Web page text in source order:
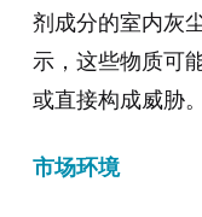
剂成分的室内灰
示，这些物质可
或直接构成威胁。
市场环境